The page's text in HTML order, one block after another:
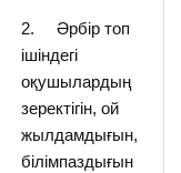
2. Әрбір топ
ішіндегі
оқушылардың
зеректігін, ой
жылдамдығын,
білімпаздығын